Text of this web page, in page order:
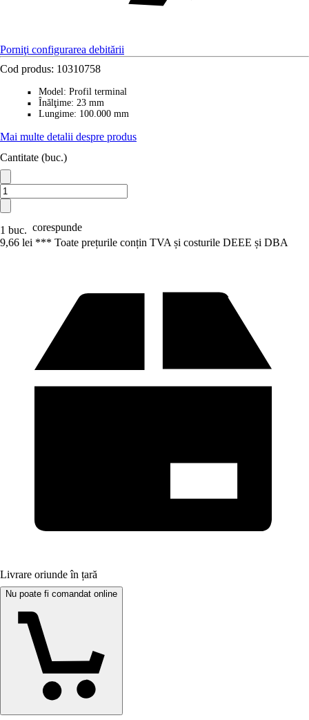
Porniţi configurarea debitării
Cod produs: 10310758
■ Model: Profil terminal
■ Înălţime: 23 mm
■ Lungime: 100.000 mm
Mai multe detalii despre produs
Cantitate (buc.)
1 buc. corespunde
9,66 lei *** Toate prețurile conțin TVA și costurile DEEE și DBA
Livrare oriunde în țară
Nu poate fi comandat online